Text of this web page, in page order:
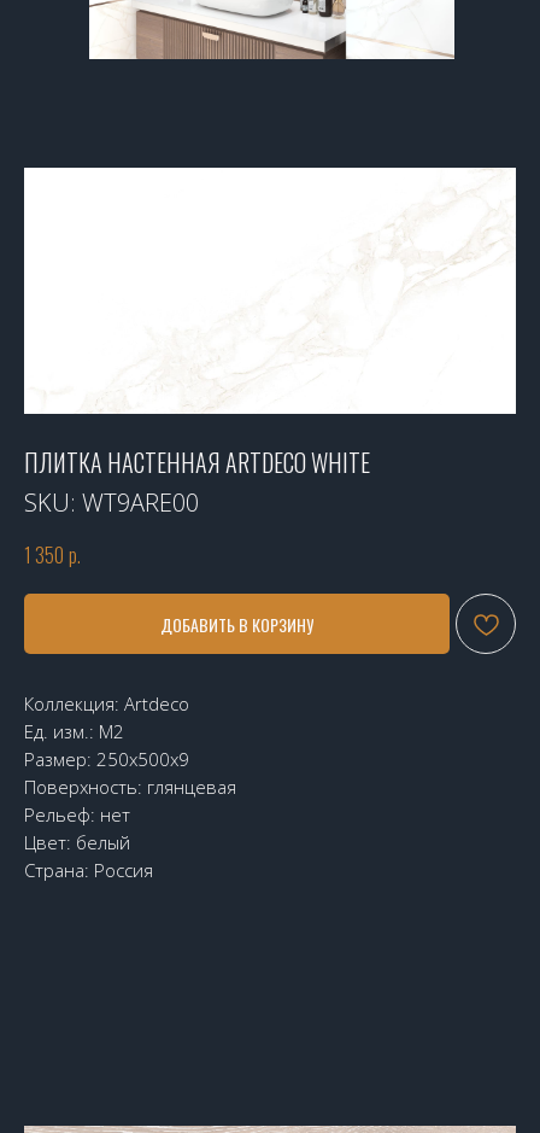
ПЛИТКА НАСТЕННАЯ ARTDECO WHITE
SKU: WT9ARE00
1 350 р.
ДОБАВИТЬ В КОРЗИНУ
Коллекция: Artdeco
Ед. изм.: М2
Размер: 250x500x9
Поверхность: глянцевая
Рельеф: нет
Цвет: белый
Страна: Россия